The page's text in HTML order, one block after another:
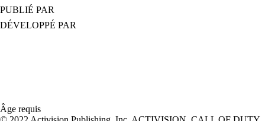
PUBLIÉ PAR
DÉVELOPPÉ PAR
Âge requis